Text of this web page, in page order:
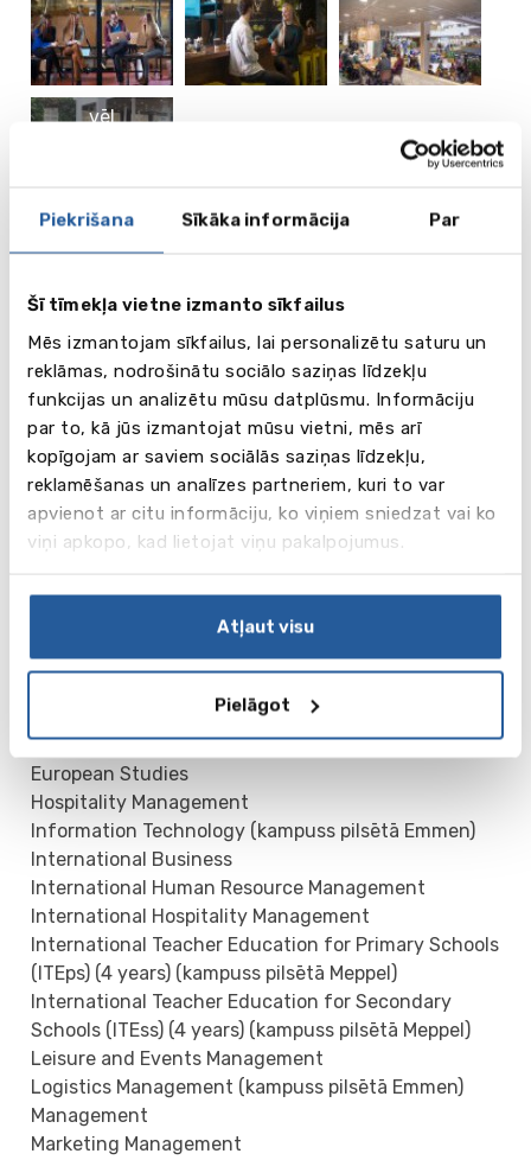
Piekrišana Sīkāka informācija Par
Šī tīmekļa vietne izmanto sīkfailus
Mēs izmantojam sīkfailus, lai personalizētu saturu un
reklāmas, nodrošinātu sociālo saziņas līdzekļu
funkcijas un analizētu mūsu datplūsmu. Informāciju
par to, kā jūs izmantojat mūsu vietni, mēs arī
kopīgojam ar saviem sociālās saziņas līdzekļu,
reklamēšanas un analīzes partneriem, kuri to var
apvienot ar citu informāciju, ko viņiem sniedzat vai ko
viņi apkopo, kad lietojat viņu pakalpojumus.
Atļaut visu
Pielāgot
vēl
Video
Business Administration
Communication and Multimedia Design
Entrepreneurship and Retail Management
European Studies
Hospitality Management
Information Technology (kampuss pilsētā Emmen)
International Business
International Human Resource Management
International Hospitality Management
International Teacher Education for Primary Schools
(ITEps) (4 years) (kampuss pilsētā Meppel)
International Teacher Education for Secondary
Schools (ITEss) (4 years) (kampuss pilsētā Meppel)
Leisure and Events Management
Logistics Management (kampuss pilsētā Emmen)
Management
Marketing Management